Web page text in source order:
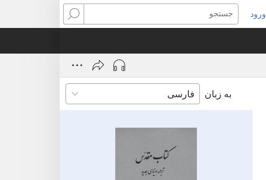
ورود
(پنجره‌ای
جستجو
به زبان